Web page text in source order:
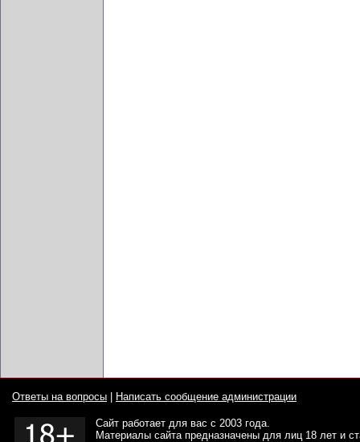
Ответы на вопросы Написать сообщение администрации
Сайт работает для вас с 2003 года.
Материалы сайта предназначены для лиц 18 лет и